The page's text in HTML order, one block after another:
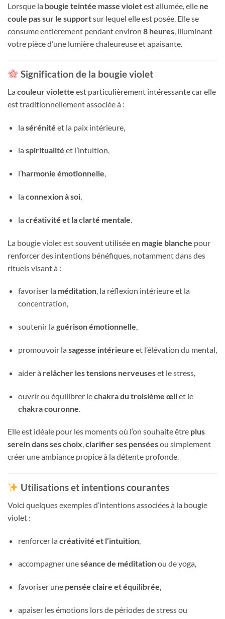
Lorsque la bougie teintée masse violetest allumée, elle ne
coule pas sur le supportsur lequel elle est posée. Elle se
consume entièrement pendant environ 8 heures , illuminant
votre pièce d’une lumière chaleureuse et apaisante.
Signification de la bougie violet
La couleur violette est particulièrement intéressante car elle
est traditionnellement associée à :
la sérénité et la paix intérieure,
la spiritualité et l’intuition,
l’harmonie émotionnelle,
la connexion à soi,
la créativité et la clarté mentale.
La bougie violet est souvent utilisée en magie blanche pour
renforcer des intentions bénéfiques, notamment dans des
rituels visant à :
favoriser la méditation, la réflexion intérieure et la
concentration,
soutenir la guérison émotionnelle,
promouvoir la sagesse intérieure et l’élévation du mental,
aider à relâcher les tensions nerveuseset le stress,
ouvrir ou équilibrer lechakra du troisième œilet le
chakra couronne
Elle est idéale pour les moments où l’on souhaite être plus
serein dans ses choix,clarifier ses penséesou simplement
créer une ambiance propice à la détente profonde.
Utilisations et intentions courantes
Voici quelques exemples d’intentions associées à la bougie
violet :
renforcer la créativité et l’intuition,
accompagner uneséance de méditationou de yoga,
favoriser une pensée claire et équilibrée,
apaiser les émotions lors de périodes de stress ou